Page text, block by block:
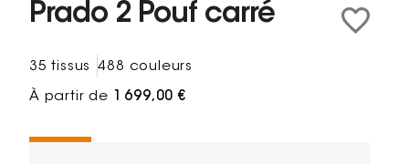
Prado 2 Pouf carré
35 tissus 488 couleurs
À partir de 1 699,00 €